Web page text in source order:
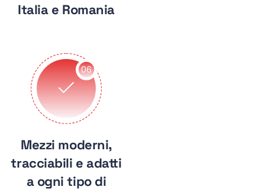
Italia e Romania
06
Mezzi moderni,
tracciabili e adatti
a ogni tipo di